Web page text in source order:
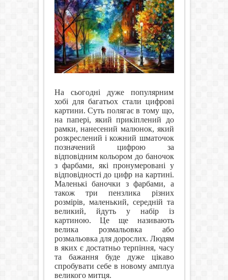
На сьогодні дуже популярним
хобі для багатьох стали цифрові
картини. Суть полягає в тому що,
на папері, який прикіплений до
рамки, нанесений малюнок, який
розкреслений і кожний шматочок
позначений цифрою за
відповідним кольором до баночок
з фарбами, які пронумеровані у
відповідності до цифр на картині.
Маленькі баночки з фарбами, а
також три пензлика різних
розмірів, маленький, середній та
великий, йдуть у набір із
картиною. Це ще називають
велика розмальовка або
розмальовка для дорослих. Людям
в яких є достатньо терпіння, часу
та бажання буде дуже цікаво
спробувати себе в новому амплуа
великого митця.